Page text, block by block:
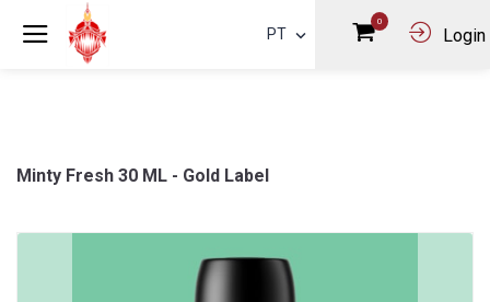
PT
0
Login
Minty Fresh 30 ML - Gold Label